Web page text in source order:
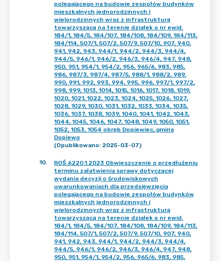
polegającego na budowie zespołów budynków
mieszkalnych jednorodzinnych i
wielorodzinnych wraz z infrastrukturą
towarzyszącą na terenie działek o nr ewid.
184/1, 184/5, 184/107, 184/108, 184/109, 184/113,
184/114, 507/1, 507/2, 507/9, 507/10, 907, 940,
941, 942, 943, 944/1, 944/2, 944/3, 944/4,
944/5, 946/1, 946/2, 946/3, 946/4, 947, 948,
950, 951, 954/1, 954/2, 956, 965/6, 983, 985,
986, 987/3, 987/4, 987/5, 988/1, 988/2, 989,
990, 991, 992, 993, 994, 995, 996, 997/1, 997/2,
998, 999, 1013, 1014, 1015, 1016, 1017, 1018, 1019,
1020, 1021, 1022, 1023, 1024, 1025, 1026, 1027,
1028, 1029, 1030, 1031, 1032, 1033, 1034, 1035,
1036, 1037, 1038, 1039, 1040, 1041, 1042, 1043,
1044, 1045, 1046, 1047, 1048, 1049, 1050, 1051,
1052, 1053, 1054 obręb Dopiewiec, gmina
Dopiewo
(Opublikowano: 2025-03-07)
10.
ROŚ.6220.1.2023 Obwieszczenie o przedłużeniu
terminu załatwienia sprawy dotyczącej
wydania decyzji o środowiskowych
uwarunkowaniach dla przedsięwzięcia
polegającego na budowie zespołów budynków
mieszkalnych jednorodzinnych i
wielorodzinnych wraz z infrastrukturą
towarzyszącą na terenie działek o nr ewid.
184/1, 184/5, 184/107, 184/108, 184/109, 184/113,
184/114, 507/1, 507/2, 507/9, 507/10, 907, 940,
941, 942, 943, 944/1, 944/2, 944/3, 944/4,
944/5, 946/1, 946/2, 946/3, 946/4, 947, 948,
950, 951, 954/1, 954/2, 956, 965/6, 983, 985,